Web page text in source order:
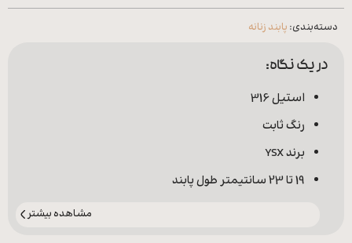
دسته‌بندی: پابند زنانه
در یک نگاه:
استیل 316
رنگ ثابت
برند YSX
19 تا 23 سانتیمتر طول پابند
مشاهده بیشتر